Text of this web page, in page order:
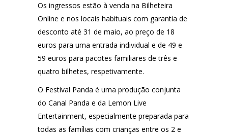
Os ingressos estão à venda na Bilheteira
Online e nos locais habituais com garantia de
desconto até 31 de maio, ao preço de 18
euros para uma entrada individual e de 49 e
59 euros para pacotes familiares de três e
quatro bilhetes, respetivamente.
O Festival Panda é uma produção conjunta
do Canal Panda e da Lemon Live
Entertainment, especialmente preparada para
todas as famílias com crianças entre os 2 e